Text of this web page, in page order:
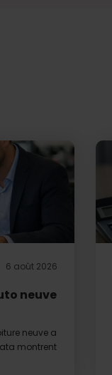
6 août 2026
neuve
neuve a
montrent